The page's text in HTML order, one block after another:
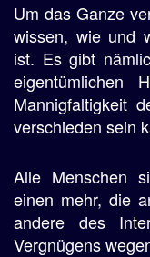
Um das Ganze
wissen, wie und
ist. Es gibt
eigentümlichen
Mannigfaltigkeit
verschieden sein
Alle Menschen
einen mehr, die
andere des
Vergnügens